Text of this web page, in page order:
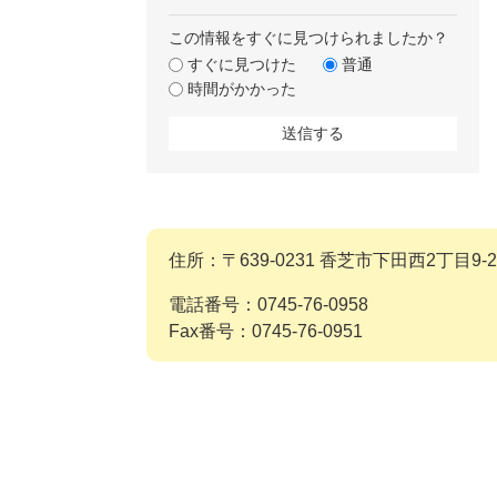
この情報をすぐに見つけられましたか？
すぐに見つけた
普通
時間がかかった
住所：〒639-0231 香芝市下田西2丁目9-
電話番号：0745-76-0958
Fax番号：0745-76-0951